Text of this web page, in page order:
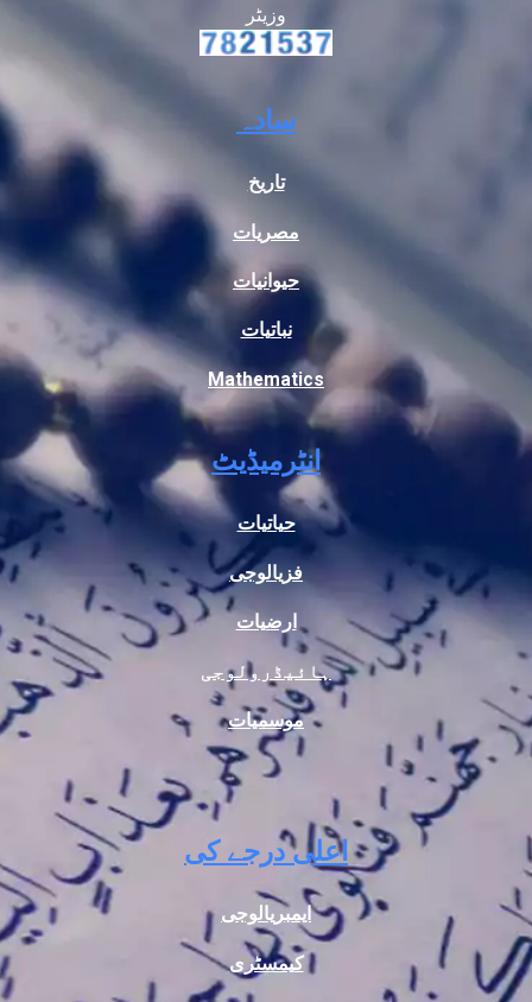
وزیٹر
سادہ
تاریخ
مصریات
حیوانیات
نباتیات
Mathematics
انٹرمیڈیٹ
حیاتیات
فزیالوجی
ارضیات
ہائیڈرولوجی
موسمیات
اعلی درجے کی
ایمبریالوجی
کیمسٹری